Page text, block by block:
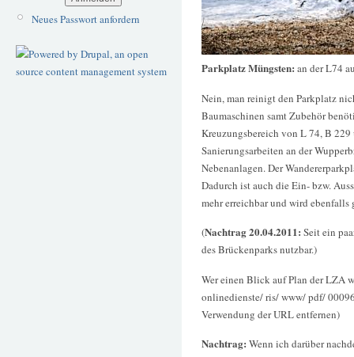
Neues Passwort anfordern
Parkplatz Müngsten: an der L74
Nein, man reinigt den Parkplatz
Baumaschinen samt Zubehör
Kreuzungsbereich von L 74, B
Sanierungsarbeiten an der
Nebenanlagen. Der
Dadurch ist auch die Ein- bzw.
mehr erreichbar und wird ebenfalls
(Nachtrag 20.04.2011: Seit ein
des Brückenparks nutzbar.)
Wer einen Blick auf Plan der LZA
onlinedienste/ ris/ www/ pdf/
Verwendung der URL entfernen)
Nachtrag: Wenn ich darüber